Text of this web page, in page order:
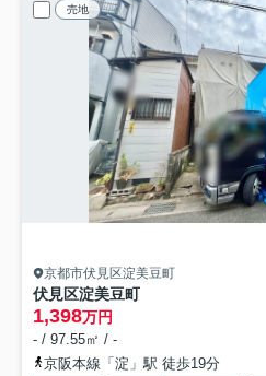
売地
京都市伏見区淀美豆町
伏見区淀美豆町
1,398万円
- / 97.55㎡ / -
京阪本線「淀」駅 徒歩19分